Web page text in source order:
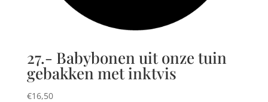
27.- Babybonen uit onze tuin
gebakken met inktvis
€16,50